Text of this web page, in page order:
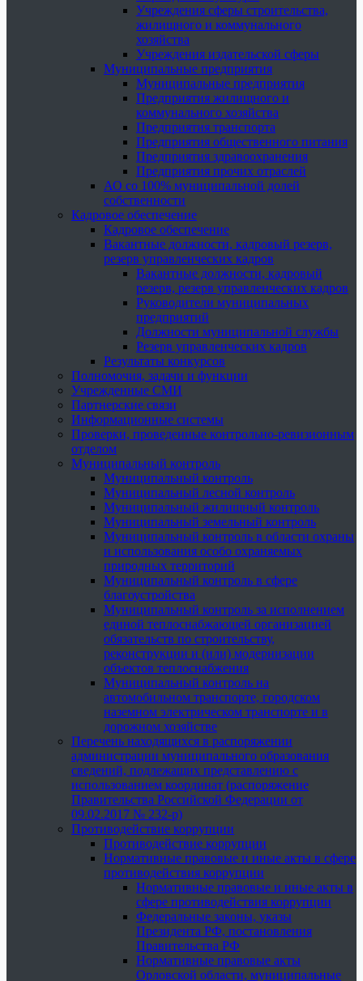
Учреждения сферы строительства,
жилищного и коммунального
хозяйства
Учреждения издательской сферы
Муниципальные предприятия
Муниципальные предприятия
Предприятия жилищного и
коммунального хозяйства
Предприятия транспорта
Предприятия общественного питания
Предприятия здравоохранения
Предприятия прочих отраслей
АО со 100% муниципальной долей
собственности
Кадровое обеспечение
Кадровое обеспечение
Вакантные должности, кадровый резерв,
резерв управленческих кадров
Вакантные должности, кадровый
резерв, резерв управленческих кадров
Руководители муниципальных
предприятий
Должности муниципальной службы
Резерв управленческих кадров
Результаты конкурсов
Полномочия, задачи и функции
Учрежденные СМИ
Партнерские связи
Информационные системы
Проверки, проведенные контрольно-ревизионным
отделом
Муниципальный контроль
Муниципальный контроль
Муниципальный лесной контроль
Муниципальный жилищный контроль
Муниципальный земельный контроль
Муниципальный контроль в области охраны
и использования особо охраняемых
природных территорий
Муниципальный контроль в сфере
благоустройства
Муниципальный контроль за исполнением
единой теплоснабжающей организацией
обязательств по строительству,
реконструкции и (или) модернизации
объектов теплоснабжения
Муниципальный контроль на
автомобильном транспорте, городском
наземном электрическом транспорте и в
дорожном хозяйстве
Перечень находящихся в распоряжении
администрации муниципального образования
сведений, подлежащих представлению с
использованием координат (распоряжение
Правительства Российской Федерации от
09.02.2017 № 232-р)
Противодействие коррупции
Противодействие коррупции
Нормативные правовые и иные акты в сфере
противодействия коррупции
Нормативные правовые и иные акты в
сфере противодействия коррупции
Федеральные законы, указы
Президента РФ, постановления
Правительства РФ
Нормативные правовые акты
Орловской области, муниципальные